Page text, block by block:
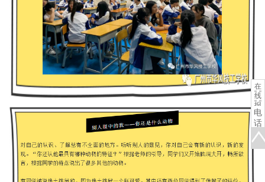
在
线
报
名
电
话
咨